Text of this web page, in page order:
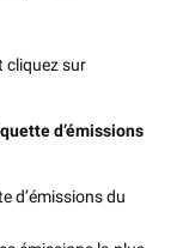
cliquez sur
d’émissions
d’émissions du